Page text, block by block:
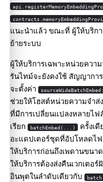
แนะนำแล้ว ขณะที่ ผู้ให้บริก
ย้ายระบบ
ผู้ให้บริการเฉพาะหน่วยความ
รันไทม์จะยังคงใช้ สัญญาก
จะตั้งค่า
ช่วยให้โฮสต์หน่วยความจำ
ที่มีการเปลี่ยนแปลงหลายไฟ
เรียก
batchEmbed(...) ครั้งเดี
อะแดปเตอร์ชุดที่อัปโหลดไ
ให้บริการก่อนถึงเพดานขน
ให้บริการต้องส่งคืนเวกเตอ
อินพุตในลำดับเดียวกับ